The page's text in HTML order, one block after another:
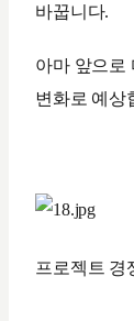
바꿉니다.
아마 앞으로
변화로 예상
프로젝트 경